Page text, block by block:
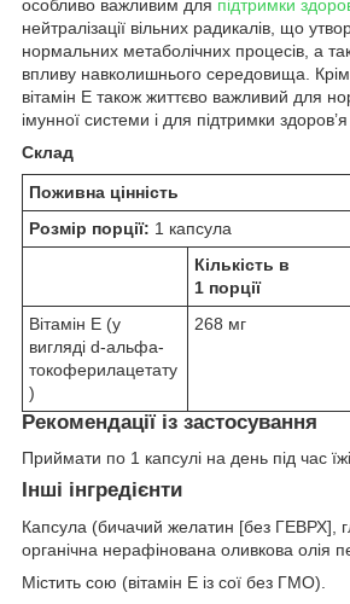
особливо важливим для підтримки
нейтралізації вільних радикалів, що
нормальних метаболічних процесів, а
впливу навколишнього середовища. Крім
вітамін E також життєво важливий для
імунної системи і для підтримки
Склад
Поживна цінність
Розмір порції: 1 капсула
Кількість в
1 порції
Вітамін E (у
вигляді d-альфа-
токоферилацетату
)
268 мг
Рекомендації із застосування
Приймати по 1 капсулі на день під час
Інші інгредієнти
Капсула (бичачий желатин [без ГЕВРХ],
органічна нерафінована оливкова олія
Містить сою (вітамін E із сої без ГМО).